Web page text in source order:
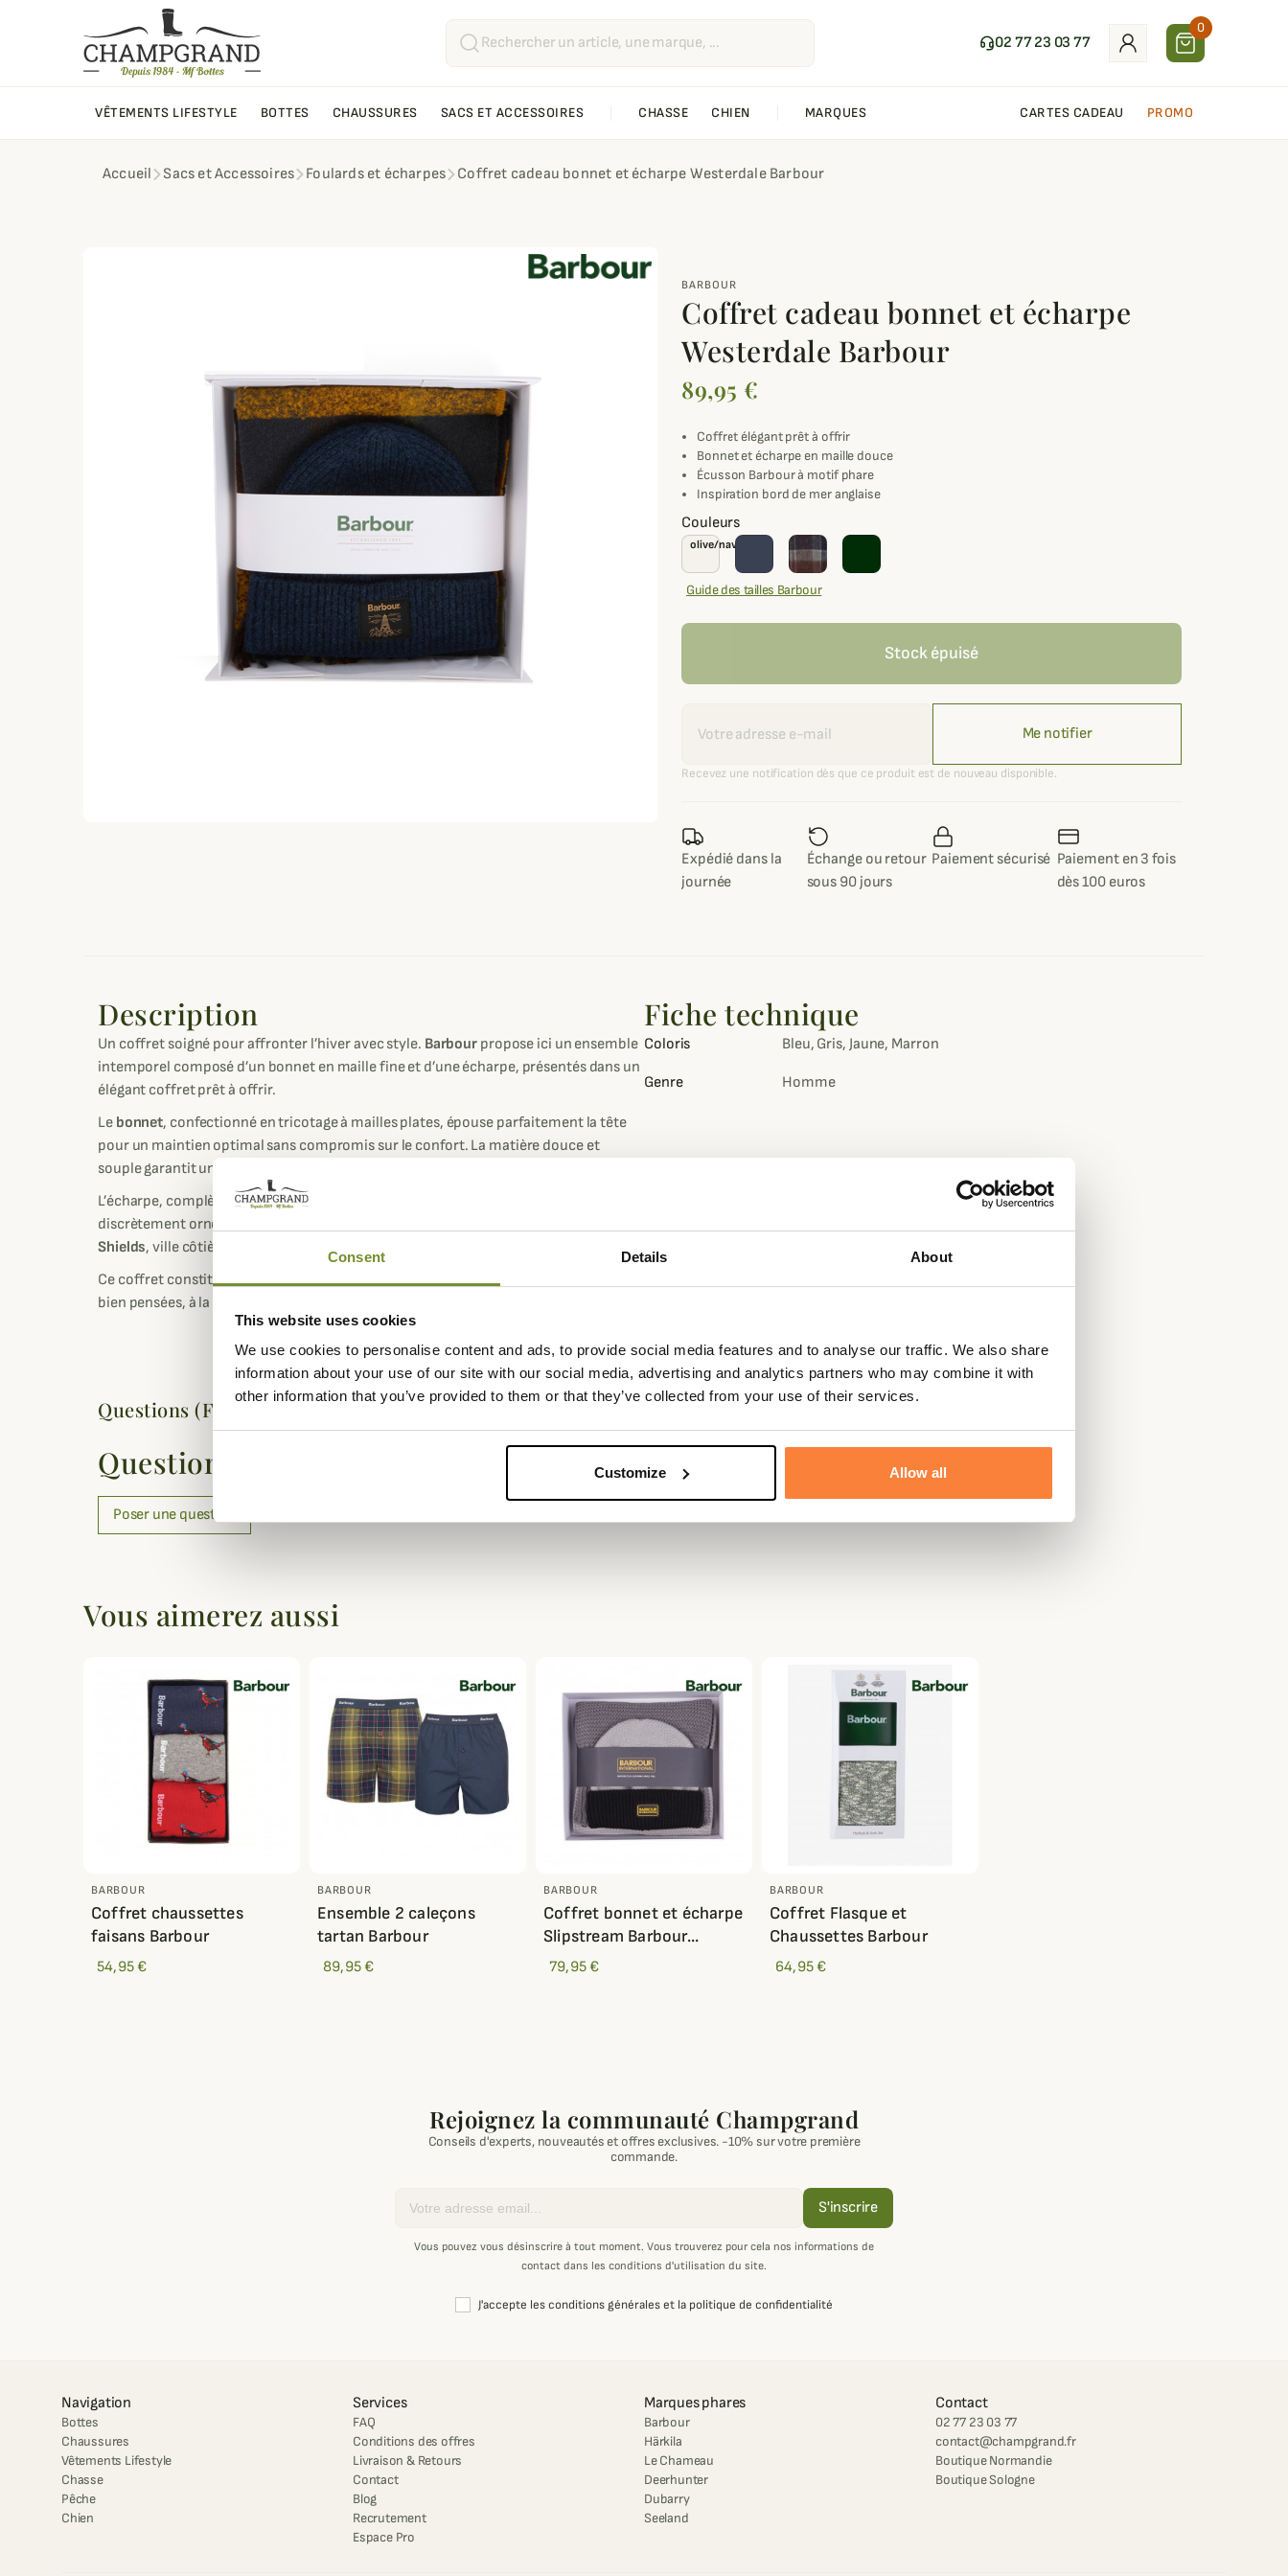
Consent Details About
This website uses cookies
We use cookies to personalise content and ads, to provide social media features and to analyse our traffic. We also share
information about your use of our site with our social media, advertising and analytics partners who may combine it with
other information that you’ve provided to them or that they’ve collected from your use of their services.
Customize Allow all
02 77 23 03 77
0
VÊTEMENTS LIFESTYLE BOTTES CHAUSSURES SACS ET ACCESSOIRES CHASSE CHIEN MARQUES CARTES CADEAU PROMO
Accueil Sacs et Accessoires Foulards et écharpes Coffret cadeau bonnet et écharpe Westerdale Barbour
BARBOUR
Coffret cadeau bonnet et écharpe
Westerdale Barbour
89,95 €
Coffret élégant prêt à offrir
Bonnet et écharpe en maille douce
Écusson Barbour à motif phare
Inspiration bord de mer anglaise
Couleurs
olive/navy
Guide des tailles Barbour
Stock épuisé
Me notifier
Recevez une notification dès que ce produit est de nouveau disponible.
Expédié dans la
journée
Échange ou retour
sous 90 jours
Paiement sécurisé Paiement en 3 fois
dès 100 euros
Description
Un coffret soigné pour affronter l’hiver avec style. Barbour propose ici un ensemble
intemporel composé d’un bonnet en maille fine et d’une écharpe, présentés dans un
élégant coffret prêt à offrir.
Le bonnet, confectionné en tricotage à mailles plates, épouse parfaitement la tête
pour un maintien optimal sans compromis sur le confort. La matière douce et
souple garantit une chaleur agréable, même par temps froid.
L’écharpe, complète l’ensemble avec raffinement. Le revers du bonnet est
discrètement orné d’un
Shields, ville côtière du nord-est de l’Angleterre où la maison est née.
Ce coffret constitue une attention parfaite pour les amateurs de pièces utiles et
bien pensées, à la fois simples, authentiques et durables.
Fiche technique
Coloris Bleu, Gris, Jaune, Marron
Genre Homme
Questions (FAQs)
Questions (FAQs)
Poser une question
Vous aimerez aussi
BARBOUR
Coffret chaussettes
faisans Barbour
54,95 €
BARBOUR
Ensemble 2 caleçons
tartan Barbour
89,95 €
BARBOUR
Coffret bonnet et écharpe
Slipstream Barbour...
79,95 €
BARBOUR
Coffret Flasque et
Chaussettes Barbour
64,95 €
Rejoignez la communauté Champgrand
Conseils d'experts, nouveautés et offres exclusives. -10% sur votre première
commande.
S'inscrire
Vous pouvez vous désinscrire à tout moment. Vous trouverez pour cela nos informations de
contact dans les conditions d'utilisation du site.
J'accepte les conditions générales et la politique de confidentialité
Navigation
Bottes
Chaussures
Vêtements Lifestyle
Chasse
Pêche
Chien
Services
FAQ
Conditions des offres
Livraison & Retours
Contact
Blog
Recrutement
Espace Pro
Marques phares
Barbour
Härkila
Le Chameau
Deerhunter
Dubarry
Seeland
Contact
02 77 23 03 77
contact@champgrand.fr
Boutique Normandie
Boutique Sologne